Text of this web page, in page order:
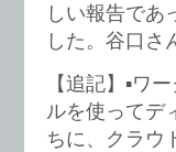
しい報告であ
した。谷口さ
【追記】▪︎ワ
ルを使ってデ
ちに、クラウ